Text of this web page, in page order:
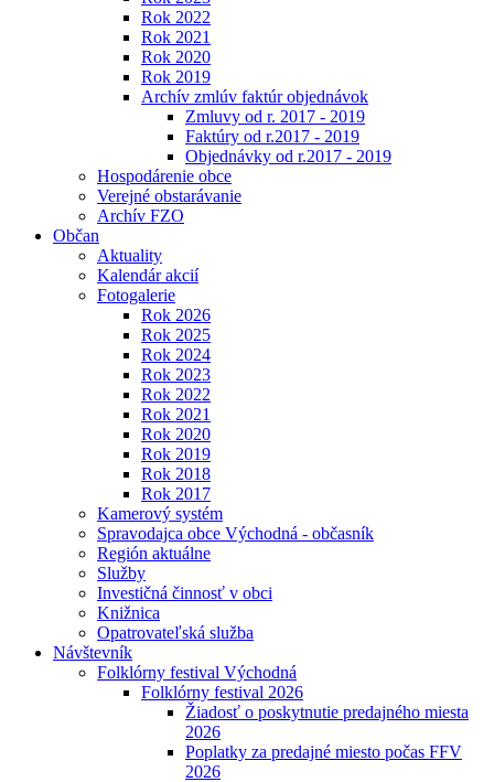
Rok 2022
Rok 2021
Rok 2020
Rok 2019
Archív zmlúv faktúr objednávok
Zmluvy od r. 2017 - 2019
Faktúry od r.2017 - 2019
Objednávky od r.2017 - 2019
Hospodárenie obce
Verejné obstarávanie
Archív FZO
Občan
Aktuality
Kalendár akcií
Fotogalerie
Rok 2026
Rok 2025
Rok 2024
Rok 2023
Rok 2022
Rok 2021
Rok 2020
Rok 2019
Rok 2018
Rok 2017
Kamerový systém
Spravodajca obce Východná - občasník
Región aktuálne
Služby
Investičná činnosť v obci
Knižnica
Opatrovateľská služba
Návštevník
Folklórny festival Východná
Folklórny festival 2026
Žiadosť o poskytnutie predajného miesta
2026
Poplatky za predajné miesto počas FFV
2026